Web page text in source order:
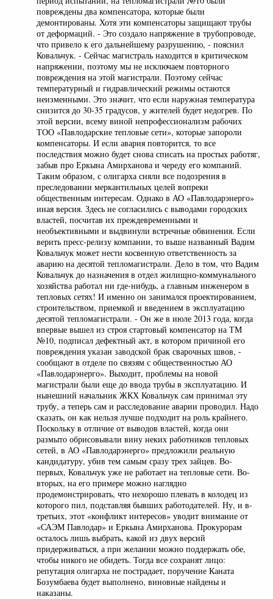
повреждены два компенсатора, которые были
демонтированы. Хотя эти компенсаторы защищают трубы
от деформаций. - Это создало напряжение в трубопроводе,
что привело к его дальнейшему разрушению, - пояснил
Ковальчук. - Сейчас магистраль находится в критическом
напряжении, поэтому мы не исключаем повторного
повреждения на этой магистрали. Поэтому сейчас
температурный и гидравлический режимы остаются
неизменными. Это значит, что если наружная температура
снизится до 30-35 градусов, у жителей будет недогрев. По
этой версии, всему виной непрофессионализм рабочих
ТОО «Павлодарские тепловые сети», которые запороли
компенсаторы. И если авария повторится, то все
последствия можно будет снова списать на простых работяг,
забыв про Еркына Амирханова и череду его компаний.
Таким образом, с олигарха сняли все подозрения в
преследовании меркантильных целей вопреки
общественным интересам. Однако в АО «Павлодарэнерго»
иная версия. Здесь не согласились с выводами городских
властей, посчитав их преждевременными и
необъективными и выдвинули встречные обвинения. Если
верить пресс-релизу компании, то выше названный Вадим
Ковальчук может нести косвенную ответственность за
аварию на десятой тепломагистрали. Дело в том, что Вадим
Ковальчук до назначения в отдел жилищно-коммунального
хозяйства работал ни где-нибудь, а главным инженером в
тепловых сетях! И именно он занимался проектированием,
строительством, приемкой и введением в эксплуатацию
десятой тепломагистрали. - Он же в июле 2013 года, когда
впервые вышел из строя стартовый компенсатор на ТМ
№10, подписал дефектный акт, в котором причиной его
повреждения указан заводской брак сварочных швов, -
сообщают в отделе по связям с общественностью АО
«Павлодарэнерго». Выходит, проблемы на новой
магистрали были еще до ввода трубы в эксплуатацию. И
нынешний начальник ЖКХ Ковальчук сам принимал эту
трубу, а теперь сам и расследование аварии проводил. Надо
сказать, он как нельзя лучше подходит на роль крайнего.
Поскольку в отличие от выводов властей, когда они
размыто обрисовывали вину неких работников тепловых
сетей, в АО «Павлодарэнерго» предложили реальную
кандидатуру, убив тем самым сразу трех зайцев. Во-
первых, Ковальчук уже не работает на тепловые сети. Во-
вторых, на его примере можно наглядно
продемонстрировать, что нехорошо плевать в колодец из
которого пил, подставляя бывших работодателей. Ну, и в-
третьих, этот «конфликт интересов» уводит внимание от
«САЭМ Павлодар» и Еркына Амирханова. Прокурорам
осталось лишь выбрать, какой из двух версий
придерживаться, а при желании можно поддержать обе,
чтобы никого не обидеть. Тогда все сохранят лицо:
репутация олигарха не пострадает, поручение Каната
Бозумбаева будет выполнено, виновные найдены и
наказаны.